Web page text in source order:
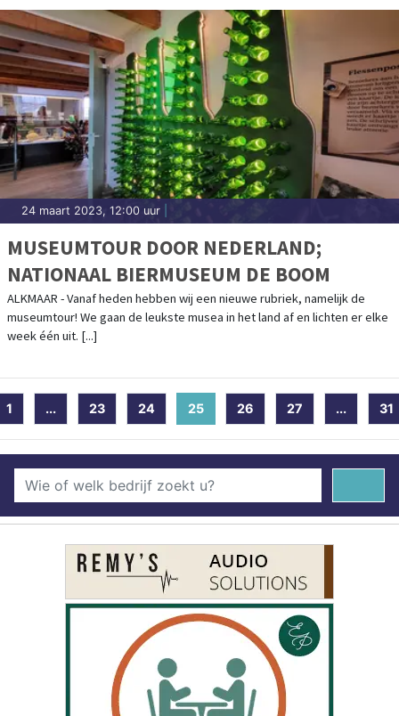
24 maart 2023, 12:00 uur
MUSEUMTOUR DOOR NEDERLAND;
NATIONAAL BIERMUSEUM DE BOOM
ALKMAAR - Vanaf heden hebben wij een nieuwe rubriek, namelijk de
museumtour! We gaan de leukste musea in het land af en lichten er elke
week één uit. [...]
1 ... 23 24 25(current)
26 27 ... 31